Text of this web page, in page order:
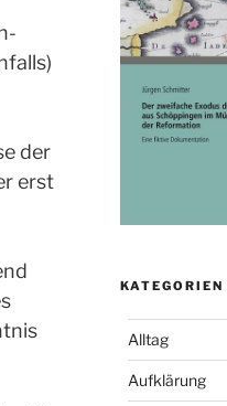
der
erst
KATEGORIEN
Alltag
Aufklärung